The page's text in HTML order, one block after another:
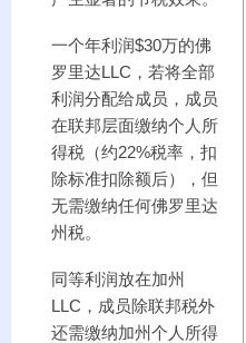
一个年利润$30万的佛
罗里达LLC，若将全部
利润分配给成员，成员
在联邦层面缴纳个人所
得税（约22%税率，扣
除标准扣除额后），但
无需缴纳任何佛罗里达
州税。
同等利润放在加州
LLC，成员除联邦税外
还需缴纳加州个人所得